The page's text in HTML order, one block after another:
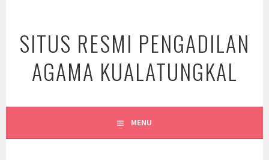
content
SITUS RESMI PENGADILAN
AGAMA KUALATUNGKAL
MENU